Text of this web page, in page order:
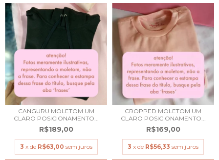
CANGURU MOLETOM UM
CLARO POSICIONAMENTO...
R$189,00
3 x de R$63,00 sem juros
CROPPED MOLETOM UM
CLARO POSICIONAMENTO...
R$169,00
3 x de R$56,33 sem juros